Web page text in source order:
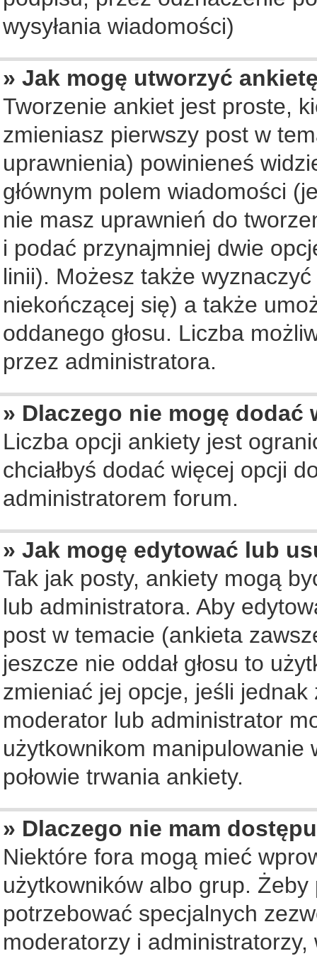
wysyłania wiadomości)
» Jak mogę utworzyć
Tworzenie ankiet jest proste,
zmieniasz pierwszy post w
uprawnienia) powinieneś
głównym polem wiadomości
nie masz uprawnień do
i podać przynajmniej dwie
linii). Możesz także
niekończącej się) a także
oddanego głosu. Liczba
przez administratora.
» Dlaczego nie mogę
Liczba opcji ankiety jest
chciałbyś dodać więcej opcji
administratorem forum.
» Jak mogę edytować lub
Tak jak posty, ankiety mogą
lub administratora. Aby
post w temacie (ankieta
jeszcze nie oddał głosu to
zmieniać jej opcje, jeśli jednak
moderator lub administrator
użytkownikom
połowie trwania ankiety.
» Dlaczego nie mam
Niektóre fora mogą mieć
użytkowników albo grup.
potrzebować specjalnych
moderatorzy i